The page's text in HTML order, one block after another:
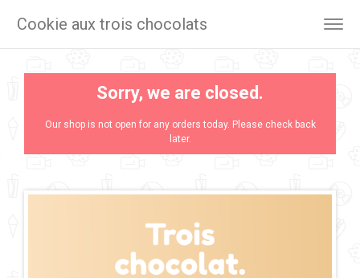
Cookie aux trois chocolats
Sorry, we are closed.
Our shop is not open for any orders today. Please check back
later.